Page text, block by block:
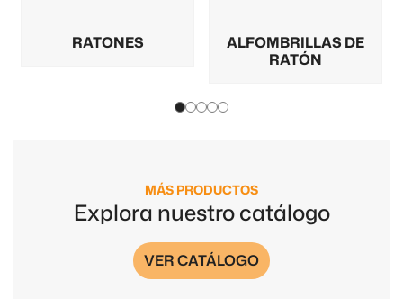
RATONES
ALFOMBRILLAS DE
RATÓN
MÁS PRODUCTOS
Explora nuestro catálogo
VER CATÁLOGO